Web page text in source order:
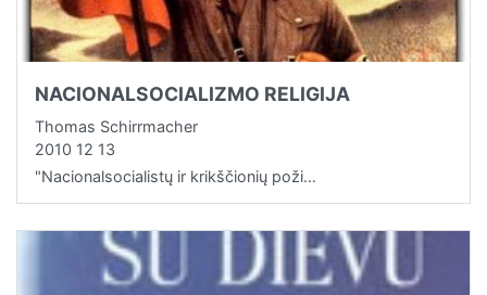
NACIONALSOCIALIZMO RELIGIJA
Thomas Schirrmacher
2010 12 13
"Nacionalsocialistų ir krikščionių poži…